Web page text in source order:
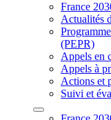
France
Actualités
(PEPR)
Appels en
Appels à
Actions et
Suivi et